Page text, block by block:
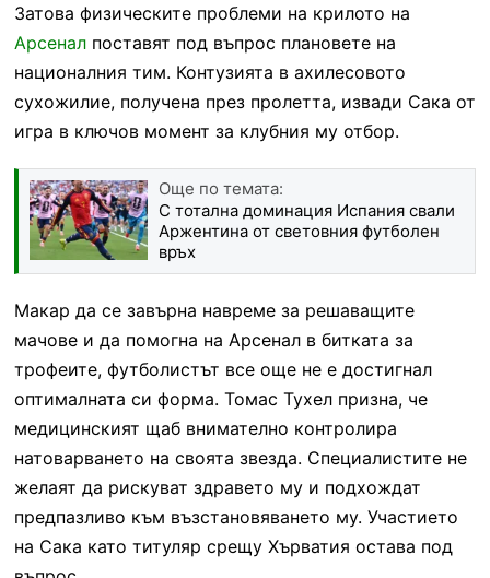
Затова физическите проблеми на крилото на
Арсеналпоставят под въпрос плановете на
националния тим. Контузията в ахилесовото
сухожилие, получена през пролетта, извади Сака от
игра в ключов момент за клубния му отбор.
Още по темата:
С тотална доминация Испания свали
Аржентина от световния футболен
връх
Макар да се завърна навреме за решаващите
мачове и да помогна на Арсенал в битката за
трофеите, футболистът все още не е достигнал
оптималната си форма. Томас Тухел призна, че
медицинският щаб внимателно контролира
натоварването на своята звезда. Специалистите не
желаят да рискуват здравето му и подхождат
предпазливо към възстановяването му. Участието
на Сака като титуляр срещу Хърватия остава под